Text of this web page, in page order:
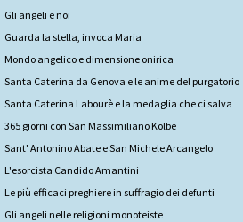
Gli angeli e noi
Guarda la stella, invoca Maria
Mondo angelico e dimensione onirica
Santa Caterina da Genova e le anime del purgatorio
Santa Caterina Labourè e la medaglia che ci salva
365 giorni con San Massimiliano Kolbe
Sant' Antonino Abate e San Michele Arcangelo
L'esorcista Candido Amantini
Le più efficaci preghiere in suffragio dei defunti
Gli angeli nelle religioni monoteiste